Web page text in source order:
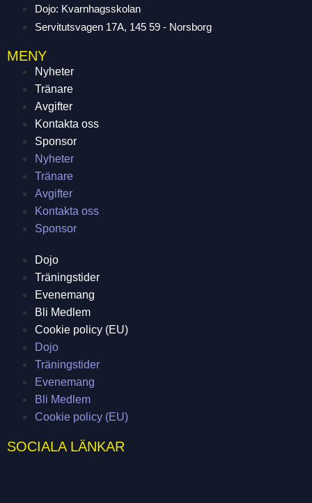
Dojo: Kvarnhagsskolan
Servitutsvagen 17A, 145 59 - Norsborg
MENY
Nyheter
Tränare
Avgifter
Kontakta oss
Sponsor
Nyheter
Tränare
Avgifter
Kontakta oss
Sponsor
Dojo
Träningstider
Evenemang
Bli Medlem
Cookie policy (EU)
Dojo
Träningstider
Evenemang
Bli Medlem
Cookie policy (EU)
SOCIALA LÄNKAR